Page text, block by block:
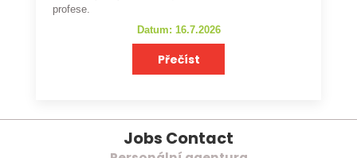
profese.
Datum: 16.7.2026
Přečíst
Jobs Contact